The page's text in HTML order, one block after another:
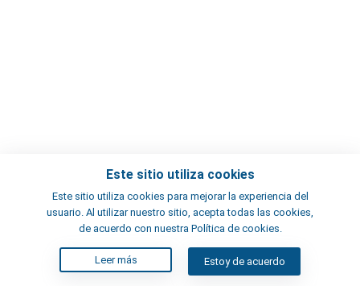
Este sitio utiliza cookies
Este sitio utiliza cookies para mejorar la experiencia del
usuario. Al utilizar nuestro sitio, acepta todas las cookies,
de acuerdo con nuestra Política de cookies.
Leer más Estoy de acuerdo